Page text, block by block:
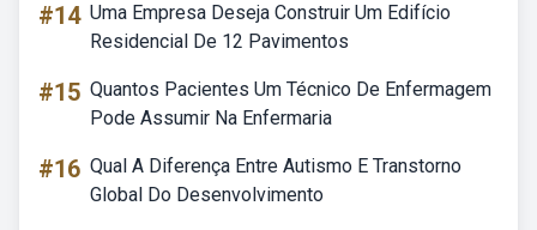
#14 Uma Empresa Deseja Construir Um Edifício
Residencial De 12 Pavimentos
#15 Quantos Pacientes Um Técnico De Enfermagem
Pode Assumir Na Enfermaria
#16 Qual A Diferença Entre Autismo E Transtorno
Global Do Desenvolvimento